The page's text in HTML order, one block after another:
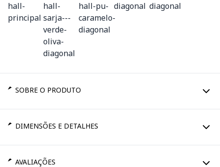
SOBRE O PRODUTO
DIMENSÕES E DETALHES
AVALIAÇÕES